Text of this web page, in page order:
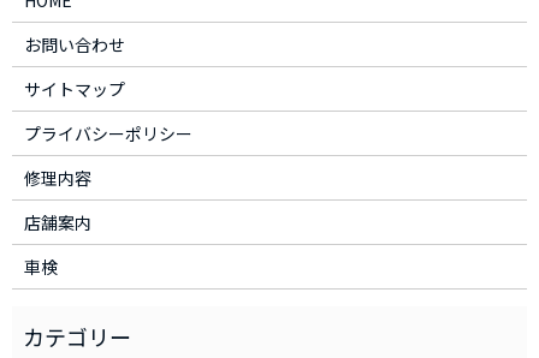
お問い合わせ
サイトマップ
プライバシーポリシー
修理内容
店舗案内
車検